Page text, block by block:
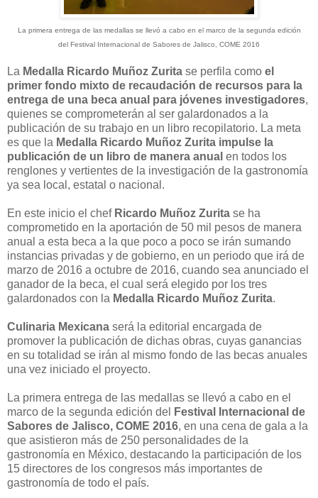
La primera entrega de las medallas se llevó a cabo en el marco de la segunda edición
del Festival Internacional de Sabores de Jalisco, COME 2016
La Medalla Ricardo Muñoz Zurita se perfila como el
primer fondo mixto de recaudación de recursos para la
entrega de una beca anual para jóvenes investigadores,
quienes se comprometerán al ser galardonados a la
publicación de su trabajo en un libro recopilatorio. La meta
es que la Medalla Ricardo Muñoz Zurita impulse la
publicación de un libro de manera anual en todos los
renglones y vertientes de la investigación de la gastronomía
ya sea local, estatal o nacional.
En este inicio el chef Ricardo Muñoz Zurita se ha
comprometido en la aportación de 50 mil pesos de manera
anual a esta beca a la que poco a poco se irán sumando
instancias privadas y de gobierno, en un periodo que irá de
marzo de 2016 a octubre de 2016, cuando sea anunciado el
ganador de la beca, el cual será elegido por los tres
galardonados con la Medalla Ricardo Muñoz Zurita.
Culinaria Mexicana será la editorial encargada de
promover la publicación de dichas obras, cuyas ganancias
en su totalidad se irán al mismo fondo de las becas anuales
una vez iniciado el proyecto.
La primera entrega de las medallas se llevó a cabo en el
marco de la segunda edición del
Festival Internacional de
Sabores de Jalisco, COME 2016, en una cena de gala a la
que asistieron más de 250 personalidades de la
gastronomía en México, destacando la participación de los
15 directores de los congresos más importantes de
gastronomía de todo el país.